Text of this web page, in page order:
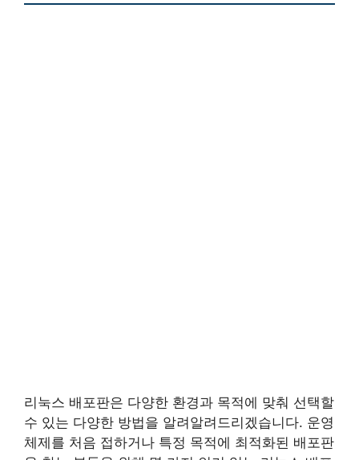
리눅스 배포판은 다양한 환경과 목적에 맞춰 선택할
수 있는 다양한 방법을 알려알려드리겠습니다. 운영
체제를 처음 접하거나 특정 목적에 최적화된 배포판